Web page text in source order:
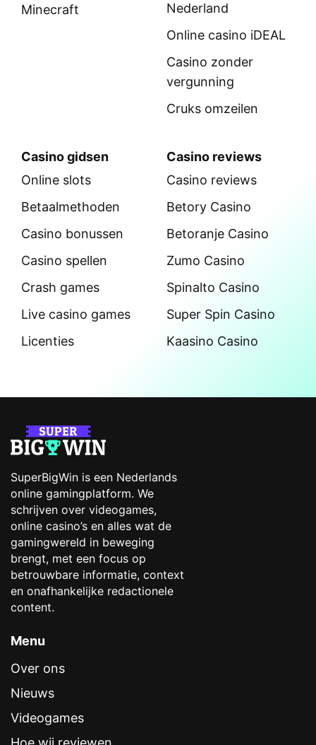
Minecraft
Nederland
Online casino iDEAL
Casino zonder
vergunning
Cruks omzeilen
Casino gidsen
Online slots
Betaalmethoden
Casino bonussen
Casino spellen
Crash games
Live casino games
Licenties
Casino reviews
Casino reviews
Betory Casino
Betoranje Casino
Zumo Casino
Spinalto Casino
Super Spin Casino
Kaasino Casino
SuperBigWin is een Nederlands
online gamingplatform. We
schrijven over videogames,
online casino’s en alles wat de
gamingwereld in beweging
brengt, met een focus op
betrouwbare informatie, context
en onafhankelijke redactionele
content.
Menu
Over ons
Nieuws
Videogames